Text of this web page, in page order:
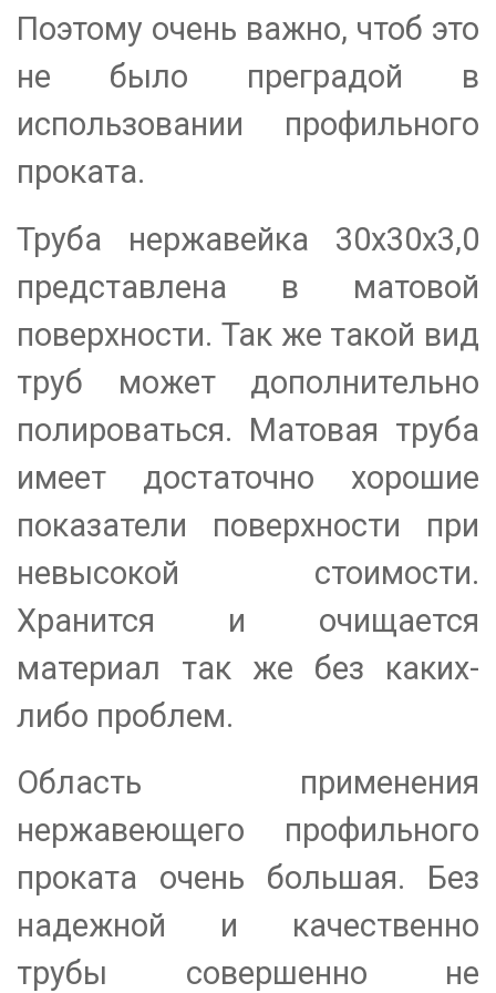
Поэтому очень важно, чтоб это
не было преградой в
использовании профильного
проката.
Труба нержавейка 30х30х3,0
представлена в матовой
поверхности. Так же такой вид
труб может дополнительно
полироваться. Матовая труба
имеет достаточно хорошие
показатели поверхности при
невысокой стоимости.
Хранится и очищается
материал так же без каких-
либо проблем.
Область применения
нержавеющего профильного
проката очень большая. Без
надежной и качественно
трубы совершенно не